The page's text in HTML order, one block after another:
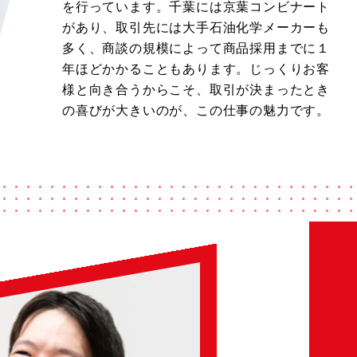
を行っています。千葉には京葉コンビナート
があり、取引先には大手石油化学メーカーも
多く、商談の規模によって商品採用までに１
年ほどかかることもあります。じっくりお客
様と向き合うからこそ、取引が決まったとき
の喜びが大きいのが、この仕事の魅力です。